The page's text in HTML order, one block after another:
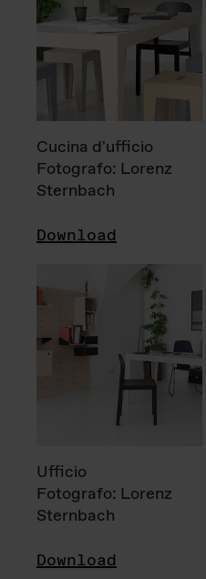
Cucina d'ufficio
Fotografo: Lorenz
Sternbach
Download
Ufficio
Fotografo: Lorenz
Sternbach
Download